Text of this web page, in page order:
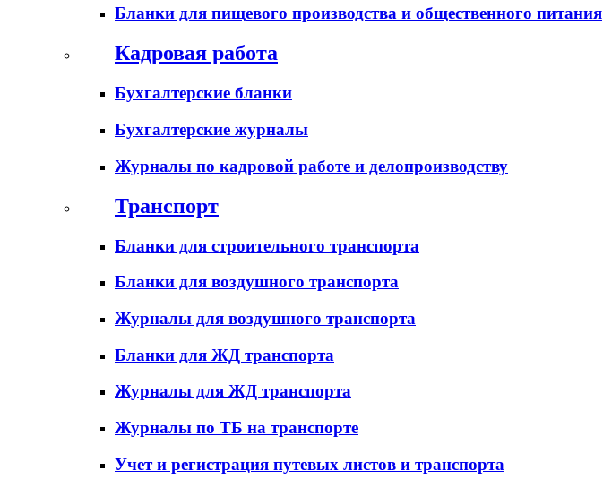
Бланки для пищевого производства и общественного питания
Кадровая работа
Бухгалтерские бланки
Бухгалтерские журналы
Журналы по кадровой работе и делопроизводству
Транспорт
Бланки для строительного транспорта
Бланки для воздушного транспорта
Журналы для воздушного транспорта
Бланки для ЖД транспорта
Журналы для ЖД транспорта
Журналы по ТБ на транспорте
Учет и регистрация путевых листов и транспорта